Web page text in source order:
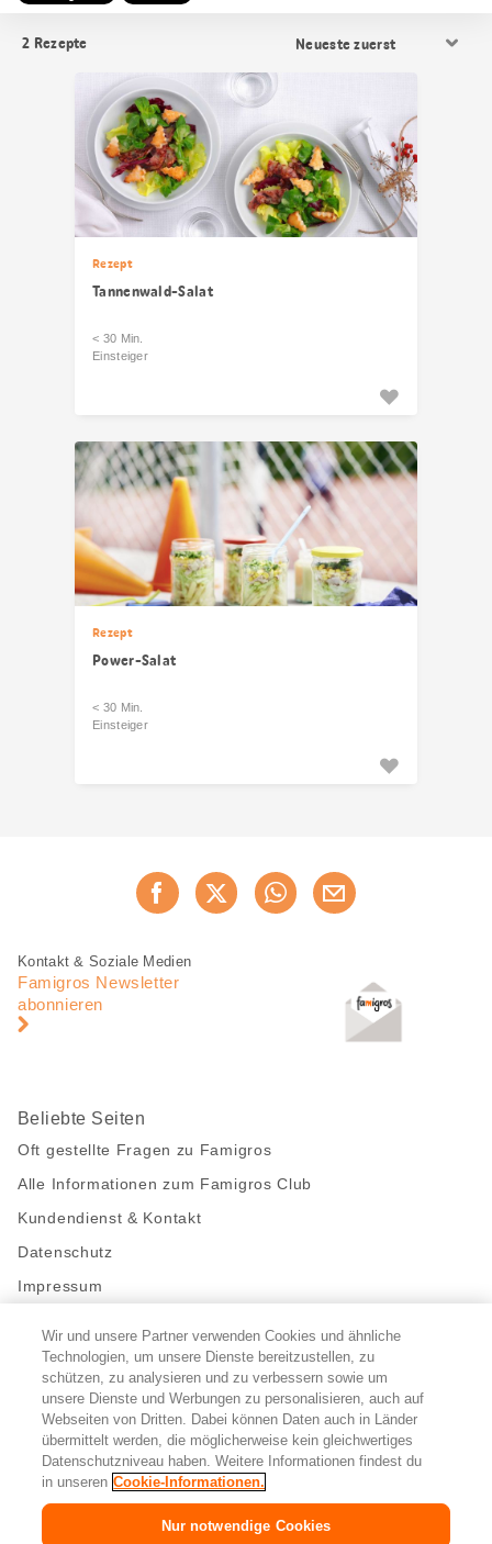
2 Rezepte
Sortierung
Rezept
Tannenwald-Salat
< 30 Min.
Einsteiger
Rezept
Power-Salat
< 30 Min.
Einsteiger
Jetzt weiterempfehlen
Fusszeile
Fusszeile
Navigation
Kontakt & Soziale Medien
Famigros Newsletter
abonnieren
Beliebte Seiten
Oft gestellte Fragen zu Famigros
Alle Informationen zum Famigros Club
Kundendienst & Kontakt
Datenschutz
Impressum
Bleibe mit uns in Kontakt
Facebook
https://twitter.com/migros
https://www.youtube.com/user/
PinterestInstagram
Cookie-Einstellungen
FR IT
Wir und unsere Partner verwenden Cookies und ähnliche
Technologien, um unsere Dienste bereitzustellen, zu
schützen, zu analysieren und zu verbessern sowie um
unsere Dienste und Werbungen zu personalisieren, auch auf
Webseiten von Dritten. Dabei können Daten auch in Länder
übermittelt werden, die möglicherweise kein gleichwertiges
Datenschutzniveau haben. Weitere Informationen findest du
in unseren Cookie-Informationen.
Nur notwendige Cookies